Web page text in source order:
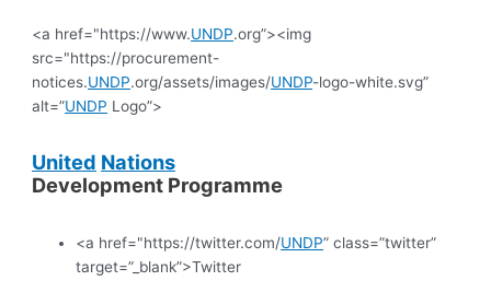
<a href="https://www.UNDP.org”><img
src="https://procurement-
notices.UNDP.org/assets/images/UNDP-logo-white.svg”
alt=”UNDP Logo”>
United Nations
Development Programme
<a href="https://twitter.com/UNDP” class=”twitter”
target=”_blank”>Twitter